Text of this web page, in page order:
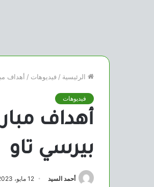
الرئيسية / فيديوهات / أهداف
فيديوهات
أهداف
بيرسي تاو
أحمد السيد 12 مايو، 2023